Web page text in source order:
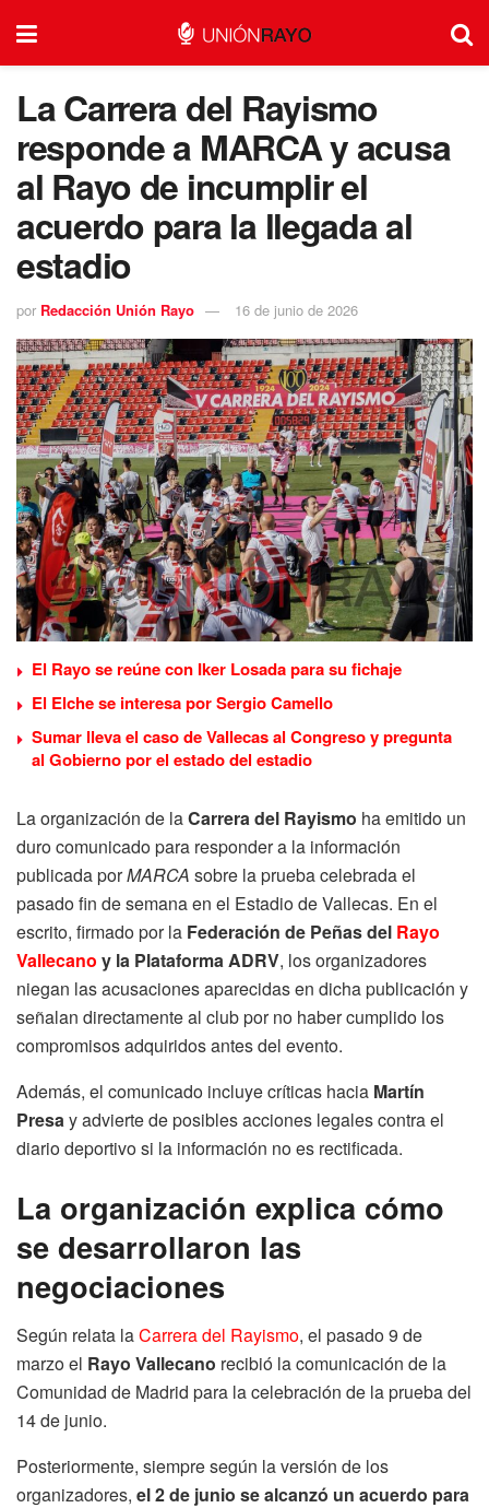
La Carrera del Rayismo
responde a MARCA y acusa
al Rayo de incumplir el
acuerdo para la llegada al
estadio
por Redacción Unión Rayo 16 de junio de 2026
El Rayo se reúne con Iker Losada para su fichaje
El Elche se interesa por Sergio Camello
Sumar lleva el caso de Vallecas al Congreso y pregunta
al Gobierno por el estado del estadio
La organización de laCarrera del Rayismo ha emitido un
duro comunicado para responder a la información
publicada porMARCA sobre la prueba celebrada el
pasado fin de semana en el Estadio de Vallecas. En el
escrito, firmado por la Federación de Peñas del Rayo
Vallecano y la Plataforma ADRV, los organizadores
niegan las acusaciones aparecidas en dicha publicación y
señalan directamente al club por no haber cumplido los
compromisos adquiridos antes del evento.
Además, el comunicado incluye críticas hacia Martín
Presay advierte de posibles acciones legales contra el
diario deportivo si la información no es rectificada.
La organización explica cómo
se desarrollaron las
negociaciones
Según relata laCarrera del Rayismo, el pasado 9 de
marzo el Rayo Vallecano recibió la comunicación de la
Comunidad de Madrid para la celebración de la prueba del
14 de junio.
Posteriormente, siempre según la versión de los
organizadores, el 2 de junio se alcanzó un acuerdo para